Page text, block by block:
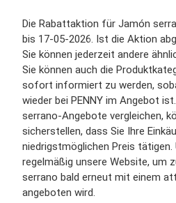
Die Rabattaktion für Jamón
bis 17-05-2026. Ist die Aktion
Sie können jederzeit andere
Sie können auch die
sofort informiert zu werden,
wieder bei PENNY im Angebot
serrano-Angebote vergleichen,
sicherstellen, dass Sie Ihre
niedrigstmöglichen Preis tätigen.
regelmäßig unsere Website, um
serrano bald erneut mit einem
angeboten wird.